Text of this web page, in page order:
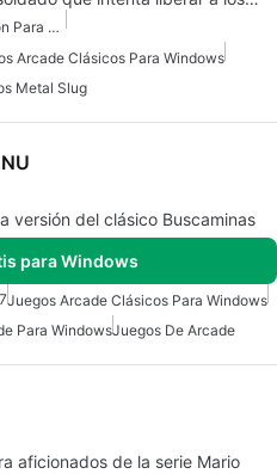
Juegos De Disparos De Accion Para Windows
Arcade Clásicos Para Windows
Metal Slug
versión del clásico Buscaminas
para Windows
Juegos Arcade Clásicos Para Windows
Para WindowsJuegos De Arcade
aficionados de la serie Mario